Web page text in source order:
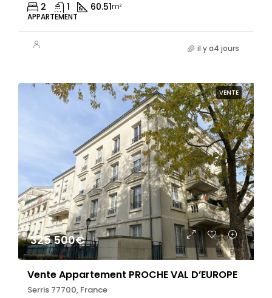
2 1 60.51m²
APPARTEMENT
il y a4 jours
VENTE
325 500€
Vente Appartement PROCHE VAL D’EUROPE
Serris 77700, France